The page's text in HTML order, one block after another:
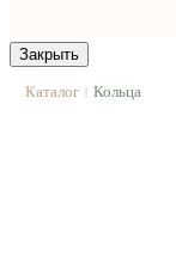
Закрыть
Каталог | Кольца